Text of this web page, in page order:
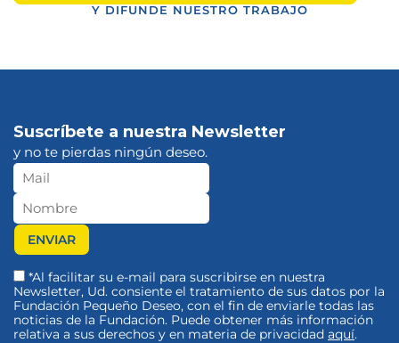
Y DIFUNDE NUESTRO TRABAJO
Suscríbete a nuestra Newsletter
y no te pierdas ningún deseo.
*Al facilitar su e-mail para suscribirse en nuestra
Newsletter, Ud. consiente el tratamiento de sus datos por la
Fundación Pequeño Deseo, con el fin de enviarle todas las
noticias de la Fundación. Puede obtener más información
relativa a sus derechos y en materia de privacidad aquí.